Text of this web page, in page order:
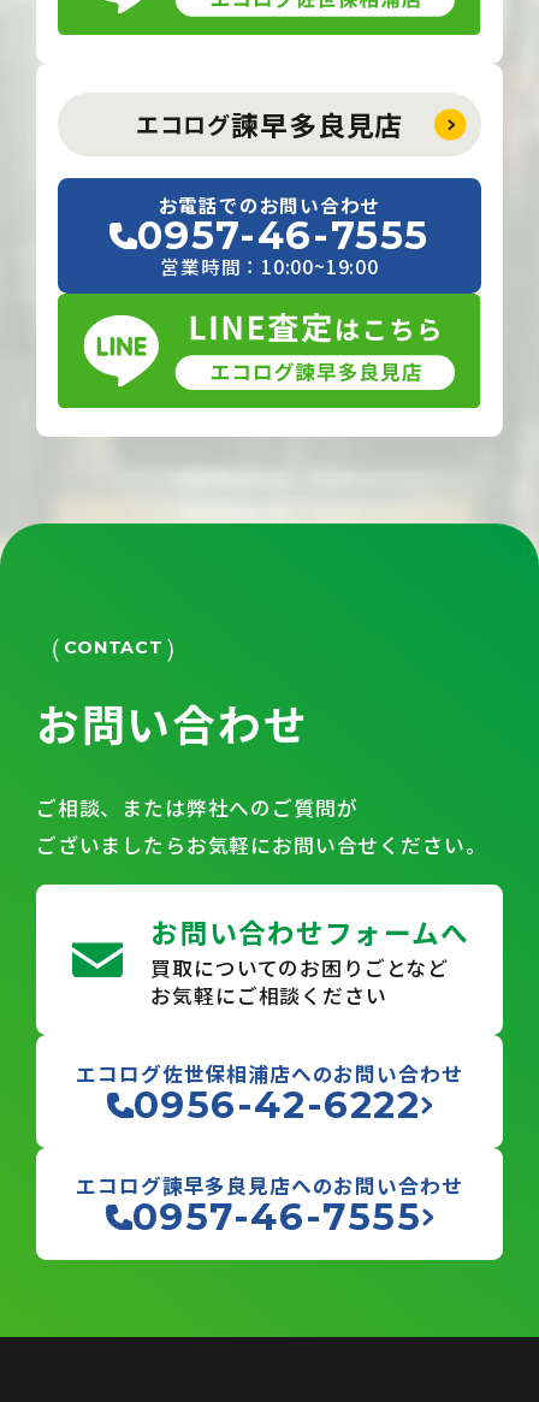
エコログ諫早多良見店
お電話でのお問い合わせ
0957-46-7555
営業時間：10:00~19:00
CONTACT
お問い合わせ
ご相談、または弊社へのご質問が
ございましたらお気軽にお問い合せください。
お問い合わせフォームへ
買取についてのお困りごとなど
お気軽にご相談ください
エコログ佐世保相浦店へのお問い合わせ
0956-42-6222
エコログ諫早多良見店へのお問い合わせ
0957-46-7555